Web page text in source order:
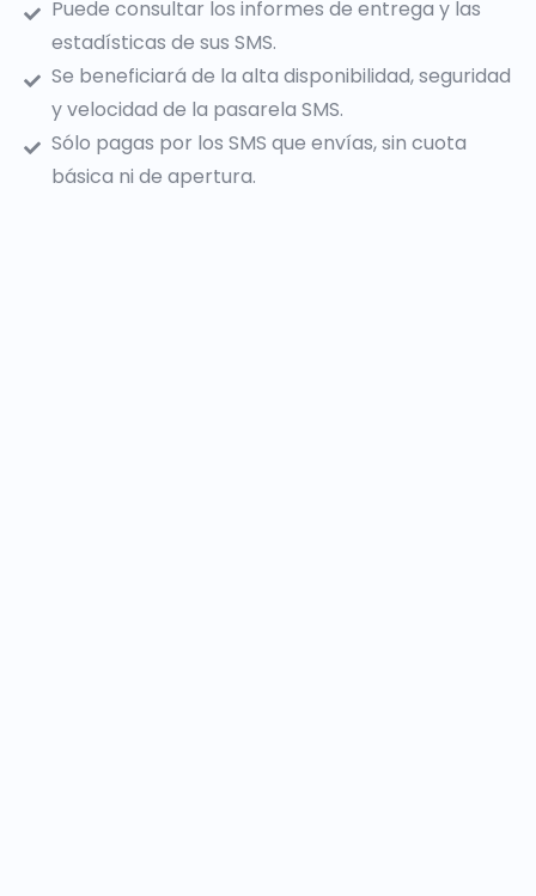
Puede consultar los informes de entrega y las
estadísticas de sus SMS.
Se beneficiará de la alta disponibilidad, seguridad
y velocidad de la pasarela SMS.
Sólo pagas por los SMS que envías, sin cuota
básica ni de apertura.